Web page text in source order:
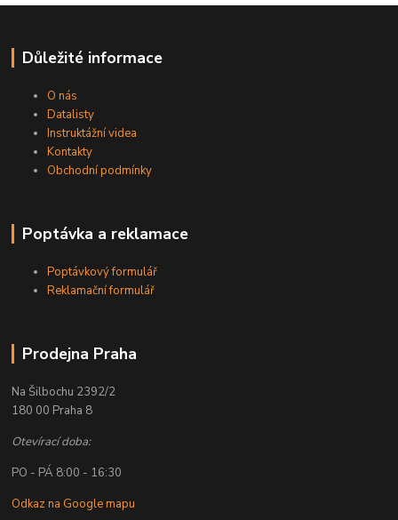
Důležité informace
O nás
Datalisty
Instruktážní videa
Kontakty
Obchodní podmínky
Poptávka a reklamace
Poptávkový formulář
Reklamační formulář
Prodejna Praha
Na Šilbochu 2392/2
180 00 Praha 8
Otevírací doba:
PO - PÁ 8:00 - 16:30
Odkaz na Google mapu